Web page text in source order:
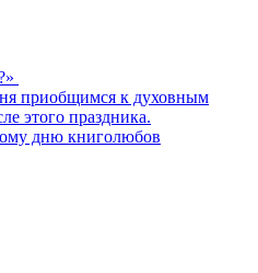
приобщимся к духовным
этого праздника.
дню книголюбов